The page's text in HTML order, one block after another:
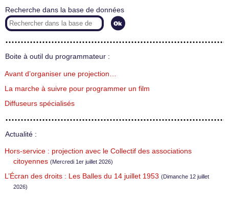
Recherche dans la base de données
Boite à outil du programmateur :
Avant d’organiser une projection…
La marche à suivre pour programmer un film
Diffuseurs spécialisés
Actualité :
Hors-service : projection avec le Collectif des associations
citoyennes (Mercredi 1er juillet 2026)
L’Écran des droits : Les Balles du 14 juillet 1953 (Dimanche 12 juillet
2026)